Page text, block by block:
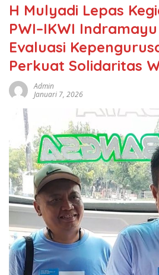
H Mulyadi Lepas
PWI–IKWI
Evaluasi
Perkuat Solidaritas
Admin
Januari 7, 2026